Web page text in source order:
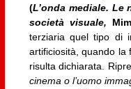
(L’onda mediale. Le
società visuale,
terziaria quel tipo di
artificiosità, quando la
risulta dichiarata.
cinema o l’uomo